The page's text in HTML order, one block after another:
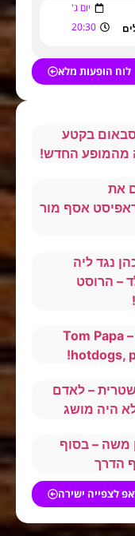
יום ג'
20:30
לוח הופעות מלא
בקטע
מהמופע החדש!
את
אסף מור
נגד ליה
– הרוסט
Tom Papa
hotdogs,
– לאדם
לא היה מושג
משה – בסוף
הדרך
לצפייה ישירה